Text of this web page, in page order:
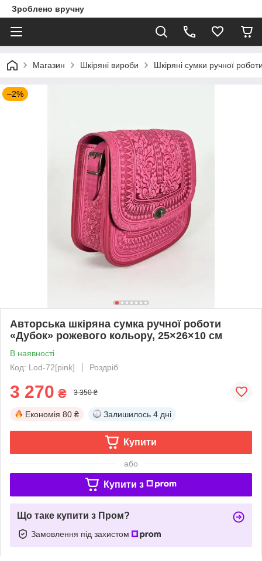
Зроблено вручну
Магазин Шкіряні вироби Шкіряні сумки ручної
–2%
Авторська шкіряна сумка ручної роботи
«Дубок» рожевого кольору, 25×26×10 см
В наявності
Код: Lod-72[pink]
Роздріб
3 270 ₴ 3 350 ₴
Економія 80 ₴ Залишилось 4 дні
Купити
або
Купити з
Що таке купити з Пром?
Замовлення під захистом